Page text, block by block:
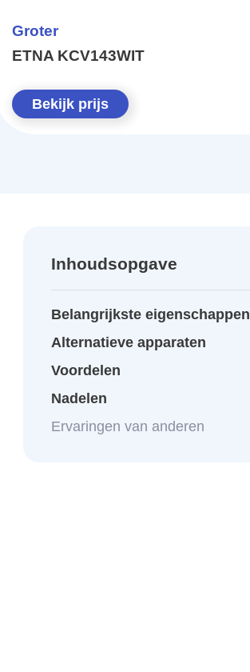
Groter
ETNA KCV143WIT
Bekijk prijs
Inhoudsopgave
Belangrijkste eigenschappen
Alternatieve apparaten
Voordelen
Nadelen
Ervaringen van anderen